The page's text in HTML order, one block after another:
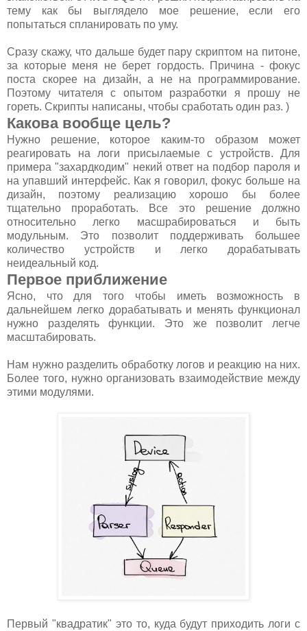
тему как бы выглядело мое решение, если его
попытаться спланировать по уму.
Сразу скажу, что дальше будет пару скриптом на питоне,
за которые меня не берет гордость. Причина - фокус
поста скорее на дизайн, а не на программирование.
Поэтому читателя с опытом разработки я прошу не
гореть. Скрипты написаны, чтобы сработать один раз. )
Какова вообще цель?
Нужно решение, которое каким-то образом может
реагировать на логи присылаемые с устройств. Для
примера "захардкодим" некий ответ на подбор пароля и
на упавший интерфейс. Как я говорил, фокус больше на
дизайн, поэтому реализацию хорошо бы более
тщательно проработать. Все это решение должно
относительно легко масшрабироваться и быть
модульным. Это позволит поддерживать большее
количество устройств и легко дорабатывать
неидеальный код.
Первое приближение
Ясно, что для того чтобы иметь возможность в
дальнейшем легко дорабатывать и менять функционал
нужно разделять функции. Это же позволит легче
масштабировать.
Нам нужно разделить обработку логов и реакцию на них.
Более того, нужно организовать взаимодействие между
этими модулями.
Первый "квадратик" это то, куда будут приходить логи с